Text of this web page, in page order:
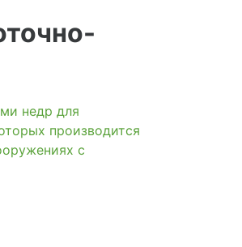
недр для
производится
с